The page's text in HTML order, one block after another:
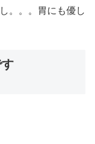
。。。胃にも優し
す